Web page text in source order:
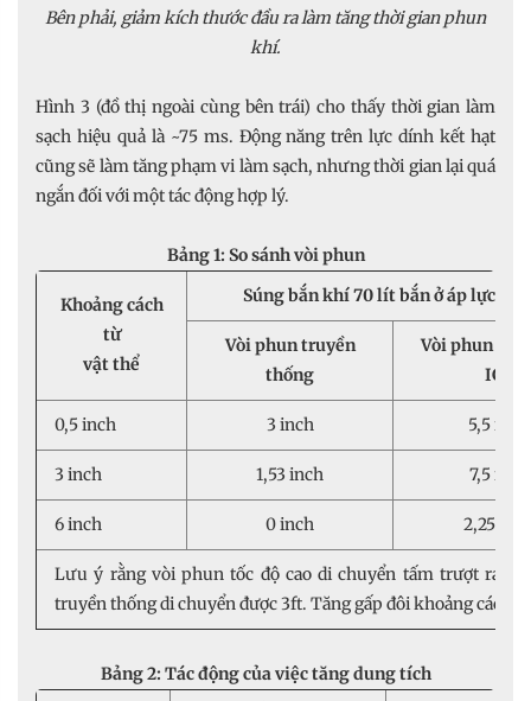
Bên phải, giảm kích thước đầu ra làm tăng thời gian phun
khí.
Hình 3 (đồ thị ngoài cùng bên trái) cho thấy thời gian làm
sạch hiệu quả là ~75 ms. Động năng trên lực dính kết hạt
cũng sẽ làm tăng phạm vi làm sạch, nhưng thời gian lại quá
ngắn đối với một tác động hợp lý.
Bảng 1: So sánh vòi phun
Khoảng cách
từ
vật thể
Súng bắn khí 70 lít bắn ở áp lực 80
Vòi phun truyền
thống
Vòi phun tốc
IGS
0,5 inch 3 inch 5,5 inch
3 inch 1,53 inch 7,5 inch
6 inch 0 inch 2,25
Lưu ý rằng vòi phun tốc độ cao di chuyển tấm trượt ra
truyền thống di chuyển được 3ft. Tăng gấp đôi khoảng cách
Bảng 2: Tác động của việc tăng dung tích